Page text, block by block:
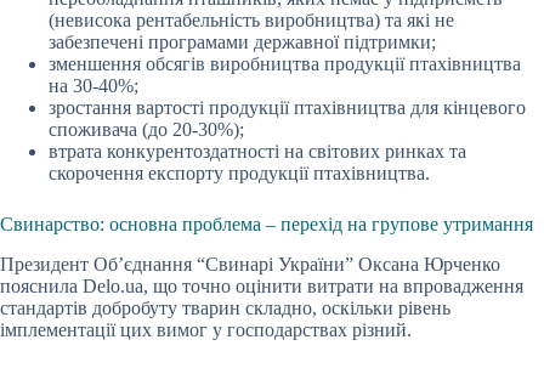
(невисока рентабельність виробництва) та які не
забезпечені програмами державної підтримки;
зменшення обсягів виробництва продукції птахівництва
на 30-40%;
зростання вартості продукції птахівництва для кінцевого
споживача (до 20-30%);
втрата конкурентоздатності на світових ринках та
скорочення експорту продукції птахівництва.
Свинарство: основна проблема – перехід на групове утримання
Президент Об’єднання “Свинарі України” Оксана Юрченко
пояснила Delo.ua, що точно оцінити витрати на впровадження
стандартів добробуту тварин складно, оскільки рівень
імплементації цих вимог у господарствах різний.